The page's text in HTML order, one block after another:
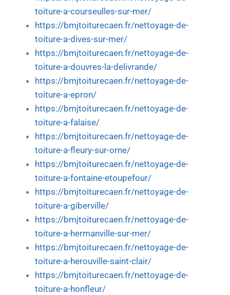
toiture-a-courseulles-sur-mer/
https://bmjtoiturecaen.fr/nettoyage-de-
toiture-a-dives-sur-mer/
https://bmjtoiturecaen.fr/nettoyage-de-
toiture-a-douvres-la-delivrande/
https://bmjtoiturecaen.fr/nettoyage-de-
toiture-a-epron/
https://bmjtoiturecaen.fr/nettoyage-de-
toiture-a-falaise/
https://bmjtoiturecaen.fr/nettoyage-de-
toiture-a-fleury-sur-orne/
https://bmjtoiturecaen.fr/nettoyage-de-
toiture-a-fontaine-etoupefour/
https://bmjtoiturecaen.fr/nettoyage-de-
toiture-a-giberville/
https://bmjtoiturecaen.fr/nettoyage-de-
toiture-a-hermanville-sur-mer/
https://bmjtoiturecaen.fr/nettoyage-de-
toiture-a-herouville-saint-clair/
https://bmjtoiturecaen.fr/nettoyage-de-
toiture-a-honfleur/